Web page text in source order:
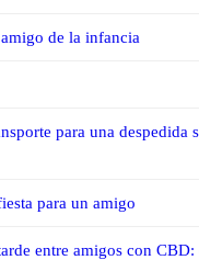
de la infancia
para una despedida
para un amigo
entre amigos con